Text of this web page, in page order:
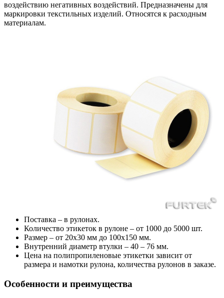
воздействию негативных воздействий. Предназначены для
маркировки текстильных изделий. Относятся к расходным
материалам.
Поставка – в рулонах.
Количество этикеток в рулоне – от 1000 до 5000 шт.
Размер – от 20х30 мм до 100х150 мм.
Внутренний диаметр втулки – 40 – 76 мм.
Цена на полипропиленовые этикетки зависит от
размера и намотки рулона, количества рулонов в заказе.
Особенности и преимущества